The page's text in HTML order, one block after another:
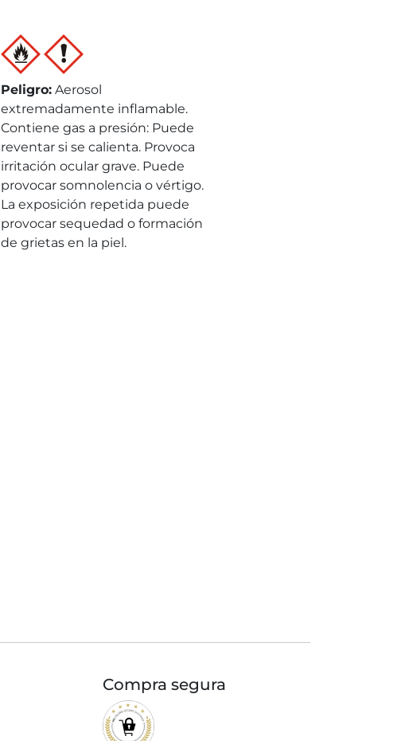
Peligro: Aerosol
extremadamente inflamable.
Contiene gas a presión: Puede
reventar si se calienta. Provoca
irritación ocular grave. Puede
provocar somnolencia o vértigo.
La exposición repetida puede
provocar sequedad o formación
de grietas en la piel.
Compra segura